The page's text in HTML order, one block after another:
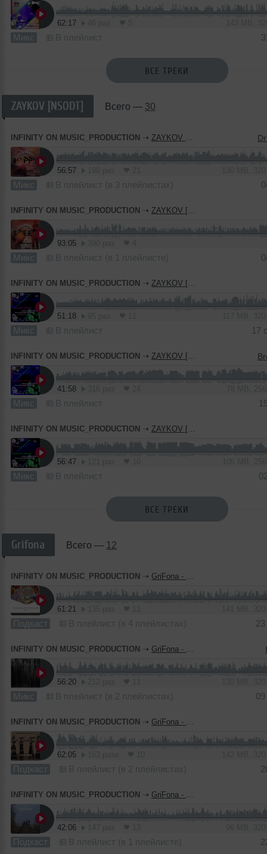
62:17
Микс В плейлист
ВСЕ ТРЕКИ
ZAYKOV [NSODT] Всего — 30
INFINITY ON MUSIC_PRODUCTION ➝ ZAYKOV NSOTD - Happy Birthday Victor (INFINITY ON MUSIC)
56:57
Микс В плейлист (в 3 плейлистах)
INFINITY ON MUSIC_PRODUCTION ➝ ZAYKOV [NSOTD] - Lipgroove (INFINITY ON MUSIC)
93:05
Микс В плейлист (в 1 плейлисте)
INFINITY ON MUSIC_PRODUCTION ➝ ZAYKOV [NSOTD] - Common Plant (INFINITY ON MUSIC)
51:18
Микс В плейлист 17
INFINITY ON MUSIC_PRODUCTION ➝ ZAYKOV [NSOTD] - All For You (INFINITY ON MUSIC)
41:58
Микс В плейлист
INFINITY ON MUSIC_PRODUCTION ➝ ZAYKOV [NSOTD] - Supernova (INFINITY ON MUSIC)
56:47
Микс В плейлист
ВСЕ ТРЕКИ
Grifona Всего — 12
INFINITY ON MUSIC_PRODUCTION ➝ GriFona - Ethnography Podcast # 014(INFINITY ON MUSIC PODCAST)
61:21
Подкаст В плейлист (в 4 плейлистах)
INFINITY ON MUSIC_PRODUCTION ➝ GriFona - Hail (INFINITY ON MUSIC)
56:20
Микс В плейлист (в 2 плейлистах)
INFINITY ON MUSIC_PRODUCTION ➝ GriFona - Etnography Podcast #013(INFINITY ON MUSIC PODCAST)
62:05
Подкаст В плейлист (в 2 плейлистах)
INFINITY ON MUSIC_PRODUCTION ➝ GriFona - Ethnography Podcast 012 (INFINITY ON MUSIC PODCAST)
42:06
Подкаст В плейлист (в 1 плейлисте)